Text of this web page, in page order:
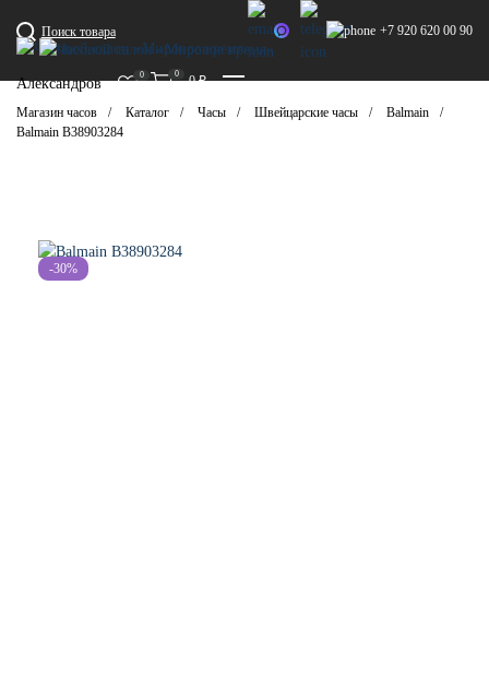
Поиск товара +7 920 620 00 90
Александров
0 0 0 ₽
Магазин часов Каталог Часы Швейцарские часы
Balmain
Balmain B38903284
-30%